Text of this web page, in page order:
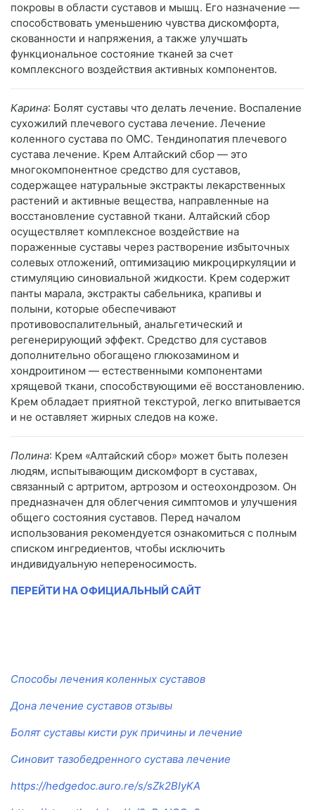
покровы в области суставов и мышц. Его назначение —
способствовать уменьшению чувства дискомфорта,
скованности и напряжения, а также улучшать
функциональное состояние тканей за счет
комплексного воздействия активных компонентов.
Карина: Болят суставы что делать лечение. Воспаление
сухожилий плечевого сустава лечение. Лечение
коленного сустава по ОМС. Тендинопатия плечевого
сустава лечение. Крем Алтайский сбор — это
многокомпонентное средство для суставов,
содержащее натуральные экстракты лекарственных
растений и активные вещества, направленные на
восстановление суставной ткани. Алтайский сбор
осуществляет комплексное воздействие на
пораженные суставы через растворение избыточных
солевых отложений, оптимизацию микроциркуляции и
стимуляцию синовиальной жидкости. Крем содержит
панты марала, экстракты сабельника, крапивы и
полыни, которые обеспечивают
противовоспалительный, анальгетический и
регенерирующий эффект. Средство для суставов
дополнительно обогащено глюкозамином и
хондроитином — естественными компонентами
хрящевой ткани, способствующими её восстановлению.
Крем обладает приятной текстурой, легко впитывается
и не оставляет жирных следов на коже.
Полина: Крем «Алтайский сбор» может быть полезен
людям, испытывающим дискомфорт в суставах,
связанный с артритом, артрозом и остеохондрозом. Он
предназначен для облегчения симптомов и улучшения
общего состояния суставов. Перед началом
использования рекомендуется ознакомиться с полным
списком ингредиентов, чтобы исключить
индивидуальную непереносимость.
ПЕРЕЙТИ НА ОФИЦИАЛЬНЫЙ САЙТ
Способы лечения коленных суставов
Дона лечение суставов отзывы
Болят суставы кисти рук причины и лечение
Синовит тазобедренного сустава лечение
https://hedgedoc.auro.re/s/sZk2BIyKA